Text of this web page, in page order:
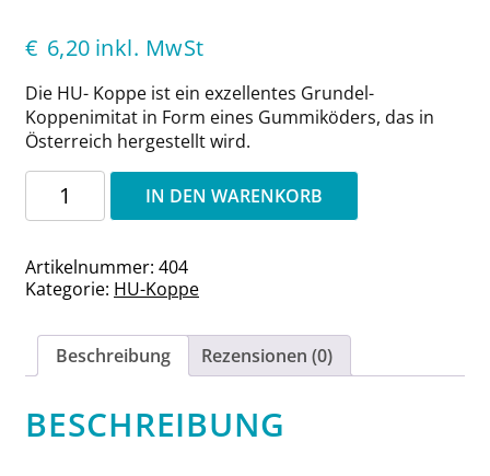
€ 6,20 inkl. MwSt
Die HU- Koppe ist ein exzellentes Grundel-
Koppenimitat in Form eines Gummiköders, das in
Österreich hergestellt wird.
HU-
Koppe
Dunkelbraun
Menge
IN DEN WARENKORB
Artikelnummer: 404
Kategorie: HU-Koppe
Beschreibung Rezensionen (0)
BESCHREIBUNG